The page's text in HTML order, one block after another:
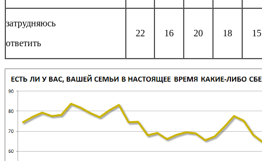
затрудняюсь
ответить
22 16 20 18 15